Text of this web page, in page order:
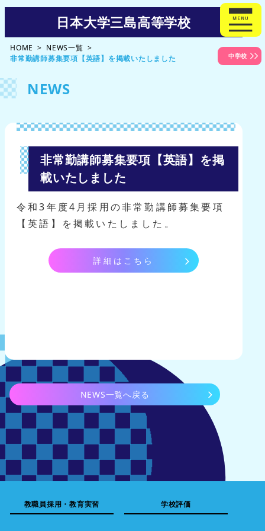
中学校
日本大学三島高等学校
HOME
NEWS一覧
非常勤講師募集要項【英語】を掲載いたしました
NEWS
非常勤講師募集要項【英語】を掲
載いたしました
令和3年度4月採用の非常勤講師募集要項
【英語】を掲載いたしました。
詳細はこちら
NEWS一覧へ戻る
教職員採用・教育実習 学校評価